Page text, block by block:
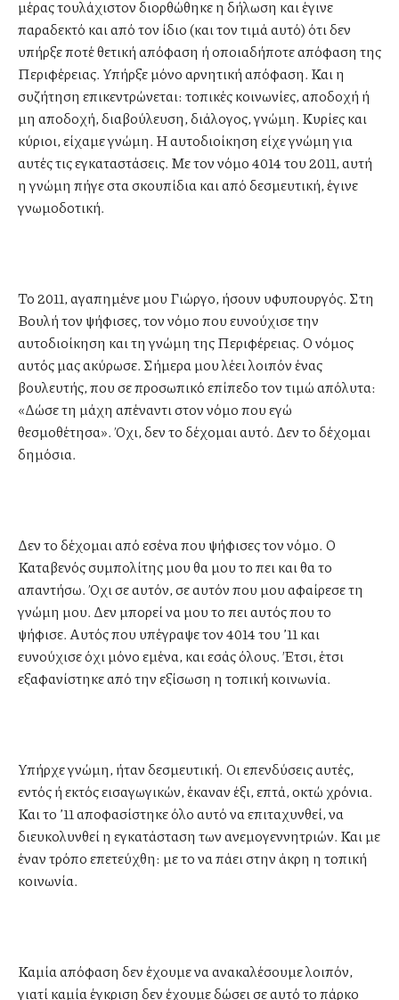
μέρας τουλάχιστον διορθώθηκε η δήλωση και έγινε
παραδεκτό και από τον ίδιο (και τον τιμά αυτό) ότι δεν
υπήρξε ποτέ θετική απόφαση ή οποιαδήποτε απόφαση της
Περιφέρειας. Υπήρξε μόνο αρνητική απόφαση. Και η
συζήτηση επικεντρώνεται: τοπικές κοινωνίες, αποδοχή ή
μη αποδοχή, διαβούλευση, διάλογος, γνώμη. Κυρίες και
κύριοι, είχαμε γνώμη. Η αυτοδιοίκηση είχε γνώμη για
αυτές τις εγκαταστάσεις. Με τον νόμο 4014 του 2011, αυτή
η γνώμη πήγε στα σκουπίδια και από δεσμευτική, έγινε
γνωμοδοτική.
Το 2011, αγαπημένε μου Γιώργο, ήσουν υφυπουργός. Στη
Βουλή τον ψήφισες, τον νόμο που ευνούχισε την
αυτοδιοίκηση και τη γνώμη της Περιφέρειας. Ο νόμος
αυτός μας ακύρωσε. Σήμερα μου λέει λοιπόν ένας
βουλευτής, που σε προσωπικό επίπεδο τον τιμώ απόλυτα:
«Δώσε τη μάχη απέναντι στον νόμο που εγώ
θεσμοθέτησα». Όχι, δεν το δέχομαι αυτό. Δεν το δέχομαι
δημόσια.
Δεν το δέχομαι από εσένα που ψήφισες τον νόμο. Ο
Καταβενός συμπολίτης μου θα μου το πει και θα το
απαντήσω. Όχι σε αυτόν, σε αυτόν που μου αφαίρεσε τη
γνώμη μου. Δεν μπορεί να μου το πει αυτός που το
ψήφισε. Αυτός που υπέγραψε τον 4014 του ’11 και
ευνούχισε όχι μόνο εμένα, και εσάς όλους. Έτσι, έτσι
εξαφανίστηκε από την εξίσωση η τοπική κοινωνία.
Υπήρχε γνώμη, ήταν δεσμευτική. Οι επενδύσεις αυτές,
εντός ή εκτός εισαγωγικών, έκαναν έξι, επτά, οκτώ χρόνια.
Και το ’11 αποφασίστηκε όλο αυτό να επιταχυνθεί, να
διευκολυνθεί η εγκατάσταση των ανεμογεννητριών. Και με
έναν τρόπο επετεύχθη: με το να πάει στην άκρη η τοπική
κοινωνία.
Καμία απόφαση δεν έχουμε να ανακαλέσουμε λοιπόν,
γιατί καμία έγκριση δεν έχουμε δώσει σε αυτό το πάρκο